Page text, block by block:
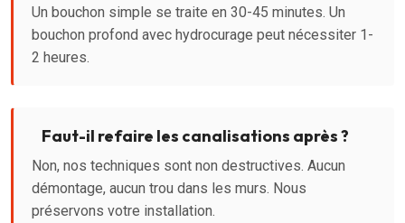
Un bouchon simple se traite en 30-45 minutes. Un
bouchon profond avec hydrocurage peut nécessiter 1-
2 heures.
Faut-il refaire les canalisations après ?
Non, nos techniques sont non destructives. Aucun
démontage, aucun trou dans les murs. Nous
préservons votre installation.